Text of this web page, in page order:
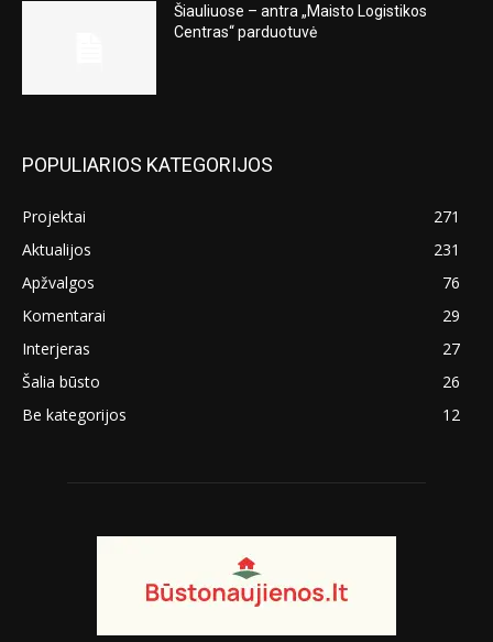
Šiauliuose – antra „Maisto Logistikos
Centras“ parduotuvė
POPULIARIOS KATEGORIJOS
Projektai
271
Aktualijos
231
Apžvalgos
76
Komentarai
29
Interjeras
27
Šalia būsto
26
Be kategorijos
12